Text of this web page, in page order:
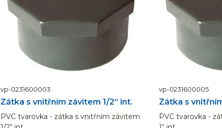
vp-0231600003
Zátka s vnitřním závitem 1/2“ int.
PVC tvarovka - zátka s vnitřním závitem
vp-0231600005
Zátka s
PVC tvarovka -